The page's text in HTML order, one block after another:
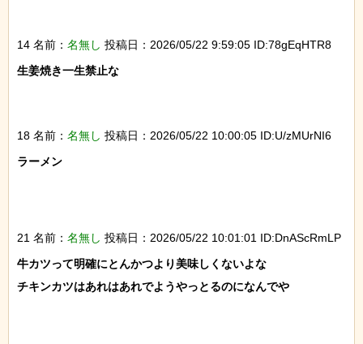
14 名前： 名無し 投稿日：2026/05/22 9:59:05 ID:78gEqHTR8
生姜焼き一生禁止な
18 名前： 名無し 投稿日：2026/05/22 10:00:05 ID:U/zMUrNI6
ラーメン
21 名前： 名無し 投稿日：2026/05/22 10:01:01 ID:DnAScRmLP
牛カツって明確にとんかつより美味しくないよな
チキンカツはあれはあれでようやっとるのになんでや